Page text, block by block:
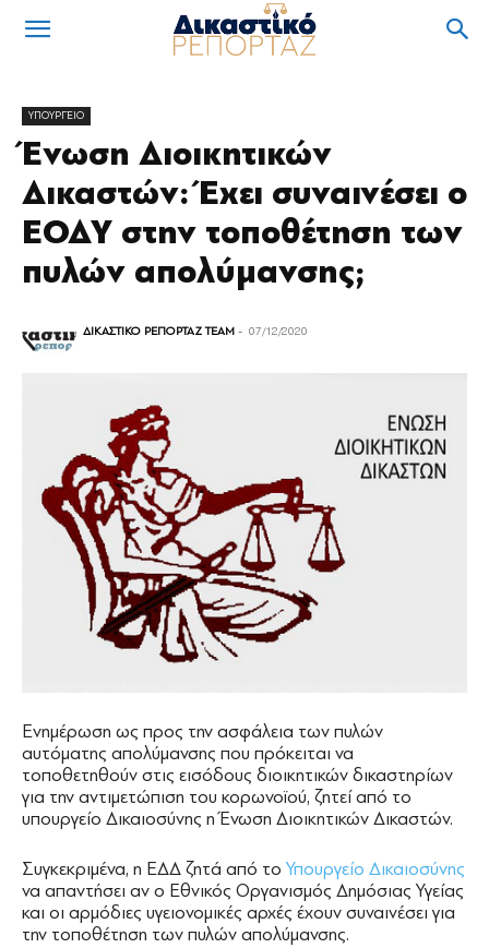
ΥΠΟΥΡΓΕΙΟ
Ένωση Διοικητικών
Δικαστών: Έχει συναινέσει ο
ΕΟΔΥ στην τοποθέτηση των
πυλών απολύμανσης;
ΔΙΚΑΣΤΙΚΟ ΡΕΠΟΡΤΑΖ TEAM - 07/12/2020
Ενημέρωση ως προς την ασφάλεια των πυλών
αυτόματης απολύμανσης που πρόκειται να
τοποθετηθούν στις εισόδους διοικητικών δικαστηρίων
για την αντιμετώπιση του κορωνοϊού, ζητεί από το
υπουργείο Δικαιοσύνης η Ένωση Διοικητικών Δικαστών.
Συγκεκριμένα, η ΕΔΔ ζητά από το Υπουργείο Δικαιοσύνης
να απαντήσει αν ο Εθνικός Οργανισμός Δημόσιας Υγείας
και οι αρμόδιες υγειονομικές αρχές έχουν συναινέσει για
την τοποθέτηση των πυλών απολύμανσης.